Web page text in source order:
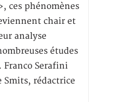
ces phénomènes
chair et
analyse
études
Franco Serafini
Smits, rédactrice